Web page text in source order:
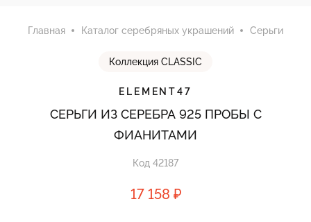
Главная Каталог серебряных украшений Серьги
Коллекция CLASSIC
ELEMENT47
СЕРЬГИ ИЗ СЕРЕБРА 925 ПРОБЫ С
ФИАНИТАМИ
Код 42187
17 158 ₽